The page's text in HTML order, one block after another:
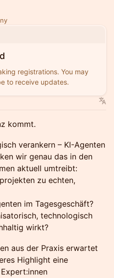
registrations. You may
to receive updates.
kommt.
verankern – KI-Agenten
wir genau das in den
aktuell umtreibt:
zu echten,
im Tagesgeschäft?
technologisch
wirkt?
aus der Praxis erwartet
Highlight eine